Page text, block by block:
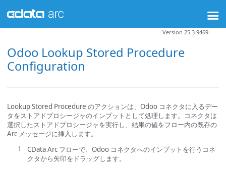
Odoo Lookup Stored Procedure
Configuration
Version 25.3.9469
Lookup Stored Procedure のアクションは、Odoo コネクタに入るデー
タをストアドプロシージャのインプットとして処理します。コネクタは
選択したストアドプロシージャを実行し、結果の値をフロー内の既存の
Arc メッセージに挿入します。
CData Arc フローで、Odoo コネクタへのインプットを行うコネ
クタから矢印をドラッグします。